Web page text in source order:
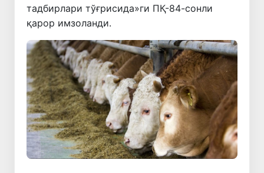
тадбирлари тўғрисида»ги ПҚ-84-сонли
қарор имзоланди.